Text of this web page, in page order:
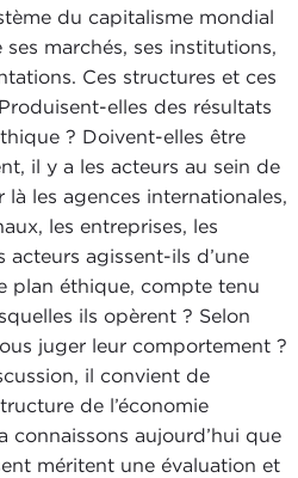
du capitalisme mondial
marchés, ses institutions,
Ces structures et ces
elles des résultats
? Doivent-elles être
il y a les acteurs au sein de
là les agences internationales,
les entreprises, les
acteurs agissent-ils d’une
plan éthique, compte tenu
ils opèrent ? Selon
juger leur comportement ?
il convient de
de l’économie
connaissons aujourd’hui que
méritent une évaluation et